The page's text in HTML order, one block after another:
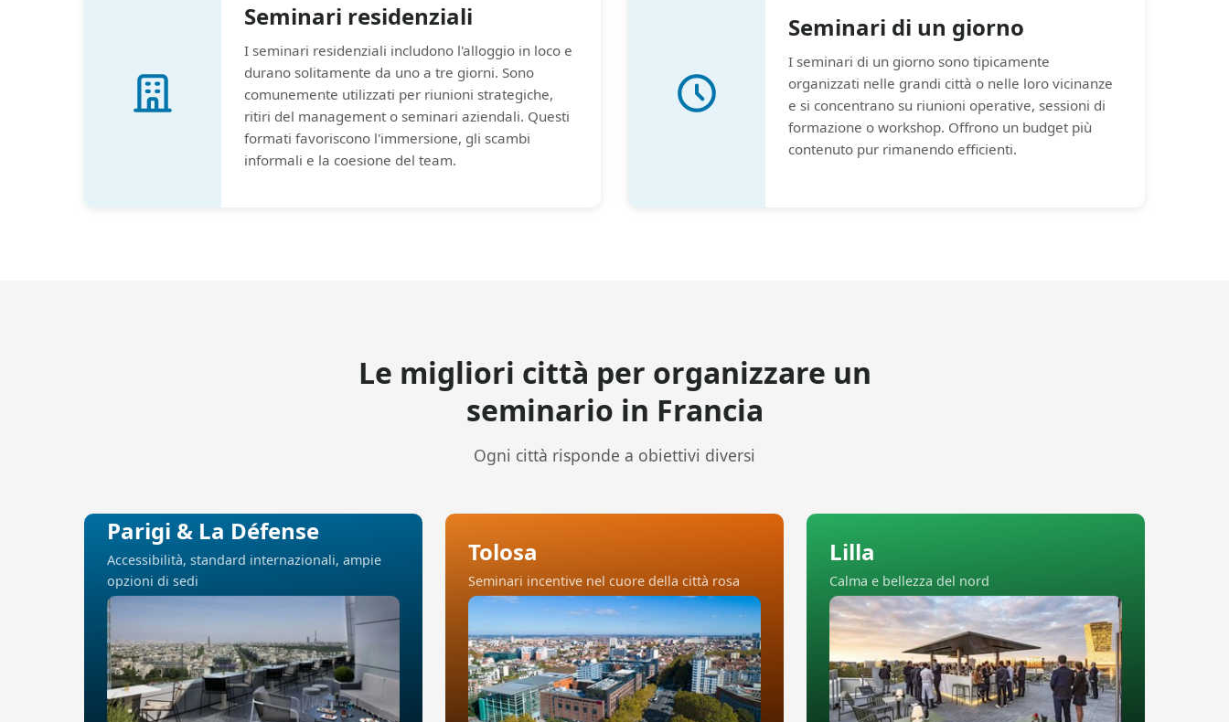
Seminari residenziali
I seminari residenziali includono l'alloggio in loco e
durano solitamente da uno a tre giorni. Sono
comunemente utilizzati per riunioni strategiche,
ritiri del management o seminari aziendali. Questi
formati favoriscono l'immersione, gli scambi
informali e la coesione del team.
Seminari di un giorno
I seminari di un giorno sono tipicamente
organizzati nelle grandi città o nelle loro vicinanze
e si concentrano su riunioni operative, sessioni di
formazione o workshop. Offrono un budget più
contenuto pur rimanendo efficienti.
Le migliori città per organizzare un
seminario in Francia
Ogni città risponde a obiettivi diversi
Parigi & La Défense
Accessibilità, standard internazionali, ampie
opzioni di sedi
Tolosa
Seminari incentive nel cuore della città rosa
Lilla
Calma e bellezza del nord